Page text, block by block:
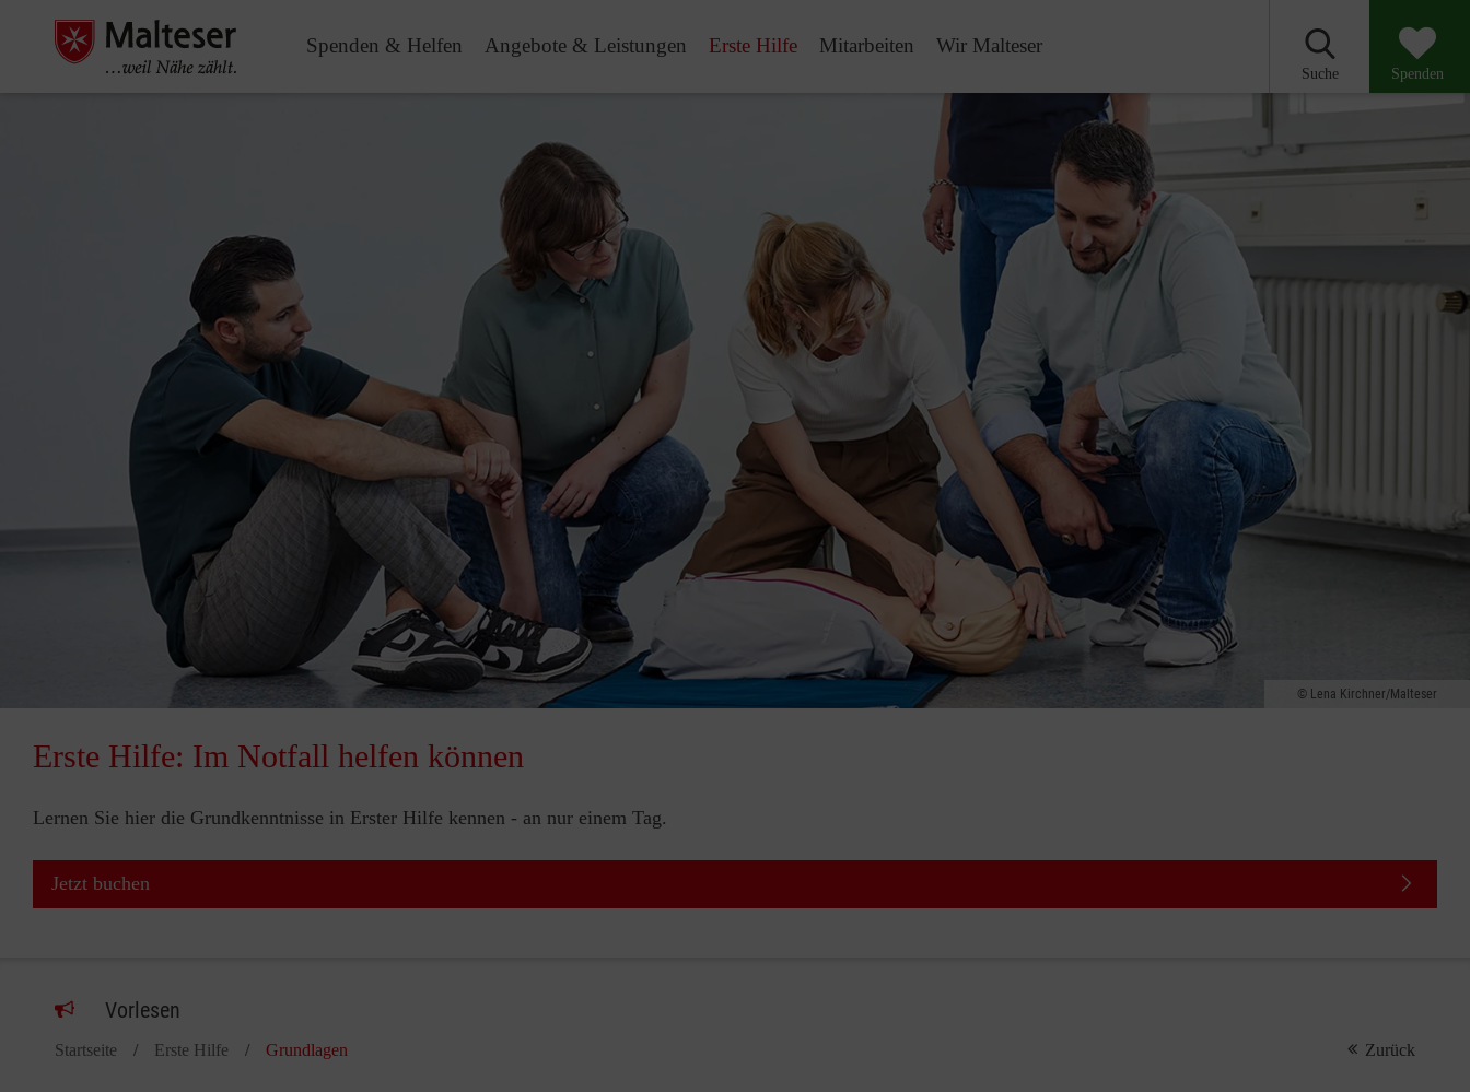
Spenden & Helfen Angebote & Leistungen Erste Hilfe Mitarbeiten Wir Malteser
Suche Spenden
Lena Kirchner/Malteser
Erste Hilfe: Im Notfall helfen können
Lernen Sie hier die Grundkenntnisse in Erster Hilfe kennen - an nur einem Tag.
Jetzt buchen
Vorlesen
Startseite Erste Hilfe Grundlagen Zurück